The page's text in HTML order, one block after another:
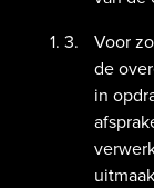
Voor
de
in